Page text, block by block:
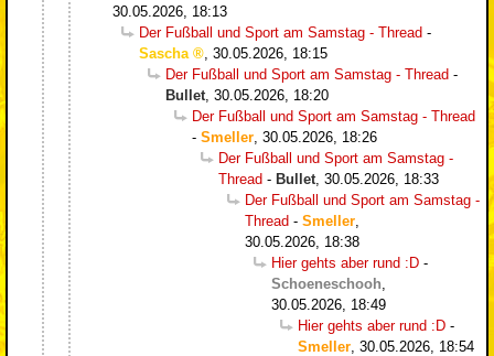
30.05.2026, 18:13
Der Fußball und Sport am Samstag - Thread -
Sascha
30.05.2026, 18:15
Der Fußball und Sport am Samstag - Thread -
Bullet 30.05.2026, 18:20
Der Fußball und Sport am Samstag - Thread
- Smeller 30.05.2026, 18:26
Der Fußball und Sport am Samstag -
Thread - Bullet 30.05.2026, 18:33
Der Fußball und Sport am Samstag -
Thread - Smeller
30.05.2026, 18:38
Hier gehts aber rund :D -
Schoeneschooh
30.05.2026, 18:49
Hier gehts aber rund :D -
Smeller 30.05.2026, 18:54